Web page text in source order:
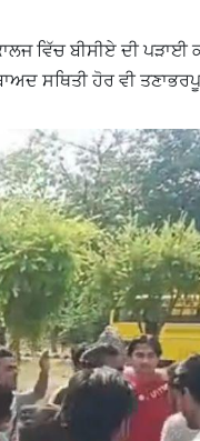
ਵਿੱਚ ਬੀਸੀਏ ਦੀ ਪੜਾਈ
ਸਥਿਤੀ ਹੋਰ ਵੀ